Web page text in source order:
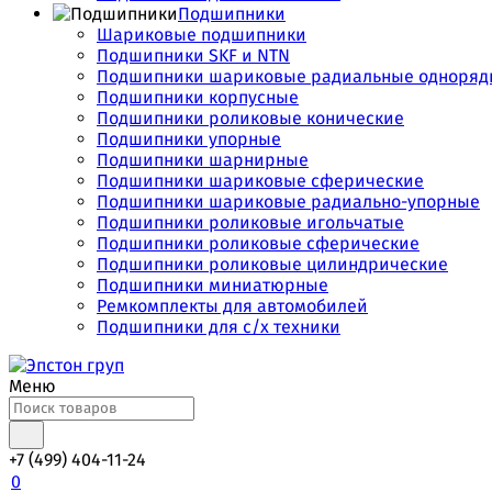
Подшипники
Шариковые подшипники
Подшипники SKF и NTN
Подшипники шариковые радиальные
Подшипники корпусные
Подшипники роликовые конические
Подшипники упорные
Подшипники шарнирные
Подшипники шариковые сферические
Подшипники шариковые радиально-упорные
Подшипники роликовые игольчатые
Подшипники роликовые сферические
Подшипники роликовые цилиндрические
Подшипники миниатюрные
Ремкомплекты для автомобилей
Подшипники для с/х техники
Меню
+7 (499) 404-11-24
0